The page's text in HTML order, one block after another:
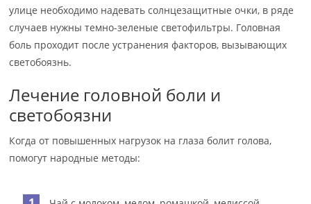
улице необходимо надевать солнцезащитные очки, в ряде
случаев нужны темно-зеленые светофильтры. Головная
боль проходит после устранения факторов, вызывающих
светобоязнь.
Лечение головной боли и
светобоязни
Когда от повышенных нагрузок на глаза болит голова,
помогут народные методы: